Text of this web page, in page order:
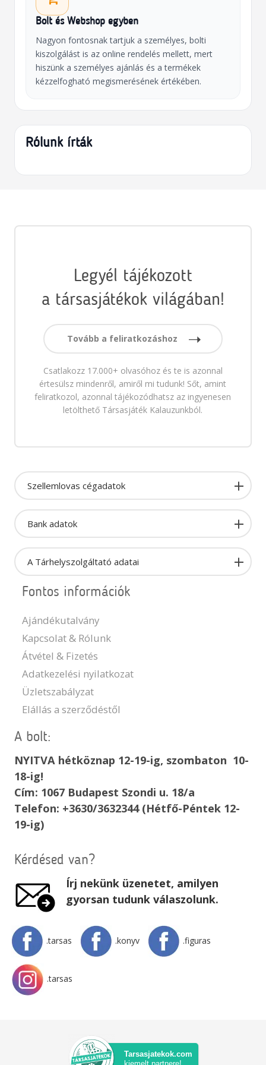
Bolt és Webshop egyben
Nagyon fontosnak tartjuk a személyes, bolti
kiszolgálást is az online rendelés mellett, mert
hiszünk a személyes ajánlás és a termékek
kézzelfogható megismerésének értékében.
Rólunk írták
Legyél tájékozott
a társasjátékok világában!
Tovább a feliratkozáshoz
Csatlakozz 17.000+ olvasóhoz és te is azonnal
értesülsz mindenről, amiről mi tudunk! Sőt, amint
feliratkozol, azonnal tájékozódhatsz az ingyenesen
letölthető Társasjáték Kalauzunkból.
Szellemlovas cégadatok
Bank adatok
A Tárhelyszolgáltató adatai
Fontos információk
Ajándékutalvány
Kapcsolat & Rólunk
Átvétel & Fizetés
Adatkezelési nyilatkozat
Üzletszabályzat
Elállás a szerződéstől
A bolt:
NYITVA hétköznap 12-19-ig, szombaton 10-
18-ig!
Cím: 1067 Budapest Szondi u. 18/a
Telefon: +3630/3632344 (Hétfő-Péntek 12-
19-ig)
Kérdésed van?
Írj nekünk üzenetet, amilyen
gyorsan tudunk válaszolunk.
.tarsas .konyv .figuras
.tarsas
Tarsasjatekok.com